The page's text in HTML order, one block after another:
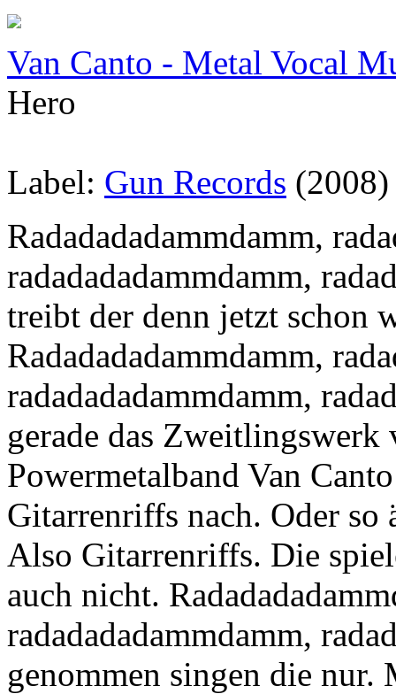
Van Canto - Metal Vocal
Hero
Label: Gun Records (2008)
Radadadadammdamm,
radadadadammdamm,
treibt der denn jetzt schon
Radadadadammdamm,
radadadadammdamm,
gerade das Zweitlingswerk
Powermetalband Van
Gitarrenriffs nach. Oder
Also Gitarrenriffs. Die
auch nicht.
radadadadammdamm,
genommen singen die